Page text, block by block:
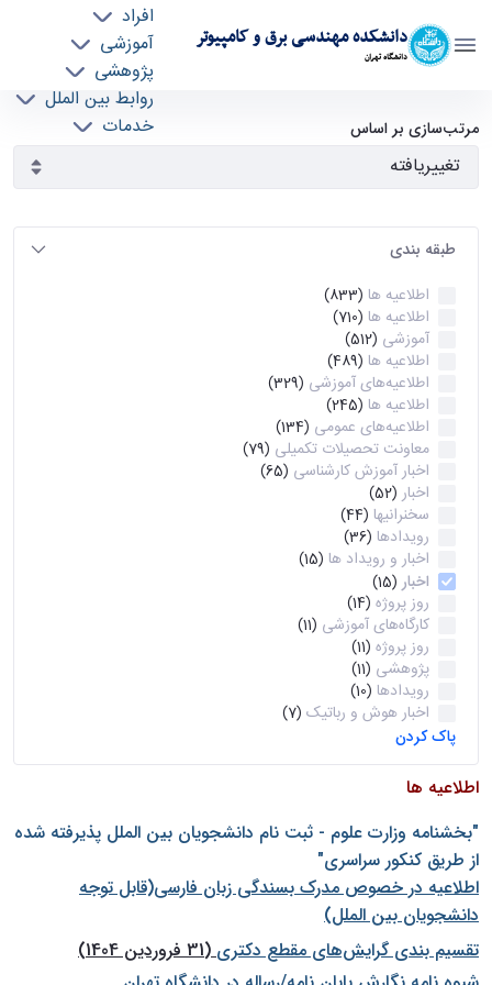
دانشکده مهندسی برق و کامپیوتر
دانشگاه تهران
افراد
آموزشی
پژوهشی
روابط بین الملل
خدمات
آرشیو اطلاعیه ها - ece- دانشکده مهندسی برق و
کامپیوتر
مرتب‌سازی بر اساس
طبقه بندی
اطلاعیه ها (833)
اطلاعیه ها (710)
آموزشی (512)
اطلاعیه ها (489)
اطلاعیه‌های‌ آموزشی (329)
اطلاعیه ها (245)
اطلاعیه‌های عمومی (134)
معاونت تحصیلات تکمیلی (79)
اخبار آموزش کارشناسی (65)
اخبار (52)
سخنرانیها (44)
رویدادها (36)
اخبار و رویداد ها (15)
اخبار (15)
روز پروژه (14)
کارگاه‌های آموزشی (11)
روز پروژه (11)
پژوهشی (11)
رویدادها (10)
اخبار هوش و رباتیک (7)
پاک کردن
اطلاعیه ها
"بخشنامه وزارت علوم - ثبت نام دانشجويان بين الملل پذيرفته شده
از طريق كنكور سراسری"
اطلاعیه در خصوص مدرک بسندگی زبان فارسی(قابل توجه
دانشجویان بین الملل)
تقسیم بندی گرایش‌های مقطع دکتری(31 فروردین 1404)